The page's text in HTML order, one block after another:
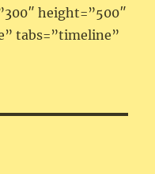
height=”500″
tabs=”timeline”